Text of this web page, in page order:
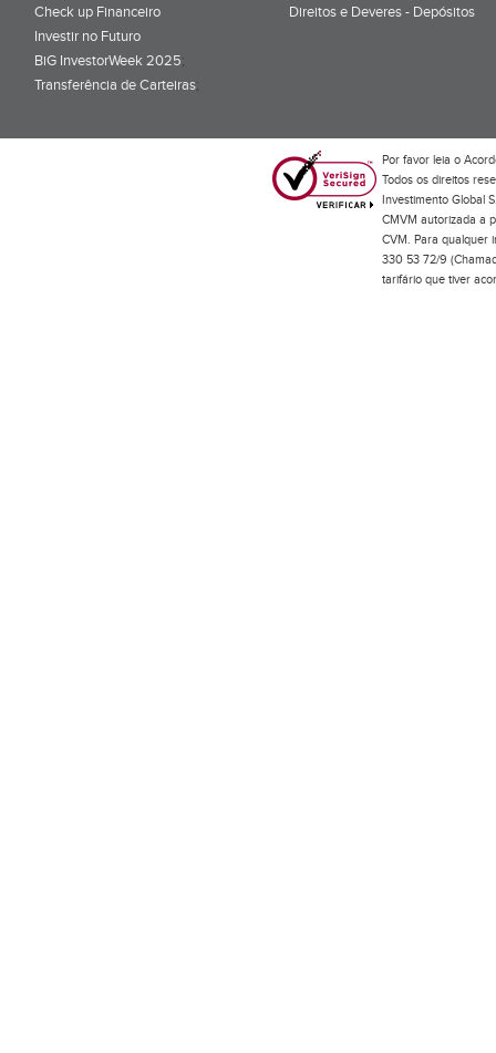
Check up Financeiro
Investir no Futuro
BiG InvestorWeek 2025;
Transferência de Carteiras;
Direitos e Deveres - Depósitos
Por favor leia o
Todos os direitos
Investimento Global
CMVM autorizada a
CVM. Para qualquer
330 53 72/9
tarifário que tiver